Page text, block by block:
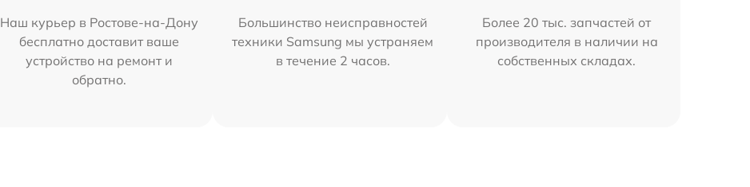
Наш курьер в Ростове-на-Дону
бесплатно доставит ваше
устройство на ремонт и
обратно.
Большинство неисправностей
техники Samsung мы устраняем
в течение 2 часов.
Более 20 тыс. запчастей от
производителя в наличии на
собственных складах.